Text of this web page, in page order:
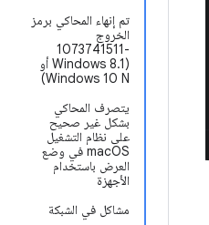
تم إنهاء المحاكي برمز
الخروج
-1073741511
(Windows 8.1 أو
Windows 10 N)
يتصرف المحاكي
بشكل غير صحيح
على نظام التشغيل
macOS في وضع
العرض باستخدام
الأجهزة
مشاكل في الشبكة